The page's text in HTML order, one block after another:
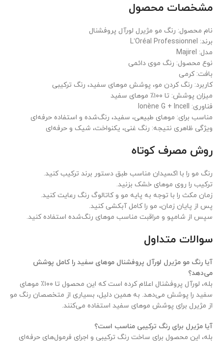
مشخصات محصول
نام محصول: رنگ مو مژیرل لورآل پروفشنال
برند: L’Oréal Professionnel
مدل: Majirel
نوع محصول: رنگ موی دائمی
بافت: کرمی
کاربرد: رنگ کردن مو، پوشش موهای سفید، رنگ ترکیبی
میزان پوشش: تا ۱۰۰٪ موهای سفید
فناوری: Ionène G + Incell
مناسب برای: موهای طبیعی، سفید، رنگ‌شده و استفاده حرفه‌ای
ویژگی ظاهری نتیجه: رنگ غنی، یکنواخت، شیک و حرفه‌ای
روش مصرف کوتاه
رنگ مو را با اکسیدان مناسب طبق دستور برند ترکیب کنید.
ترکیب را روی موهای خشک بزنید.
زمان مکث را با توجه به پایه مو و کاتالوگ رنگ رعایت کنید.
پس از پایان زمان، مو را کامل آبکشی کنید.
سپس از شامپو و مراقبت مناسب موهای رنگ‌شده استفاده کنید.
سوالات متداول
آیا رنگ مو مژیرل لورآل پروفشنال موهای سفید را کامل پوشش
می‌دهد؟
بله، لورآل پروفشنال اعلام کرده است که این محصول تا ۱۰۰٪ موهای
سفید را پوشش می‌دهد. به همین دلیل، بسیاری از متخصصان رنگ مو
از مژیرل برای پوشش موهای سفید استفاده می‌کنند.
آیا مژیرل برای رنگ ترکیبی مناسب است؟
بله، این محصول برای ساخت رنگ ترکیبی و اجرای فرمول‌های حرفه‌ای